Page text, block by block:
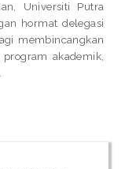
Universiti Putra
hormat delegasi
membincangkan
akademik,